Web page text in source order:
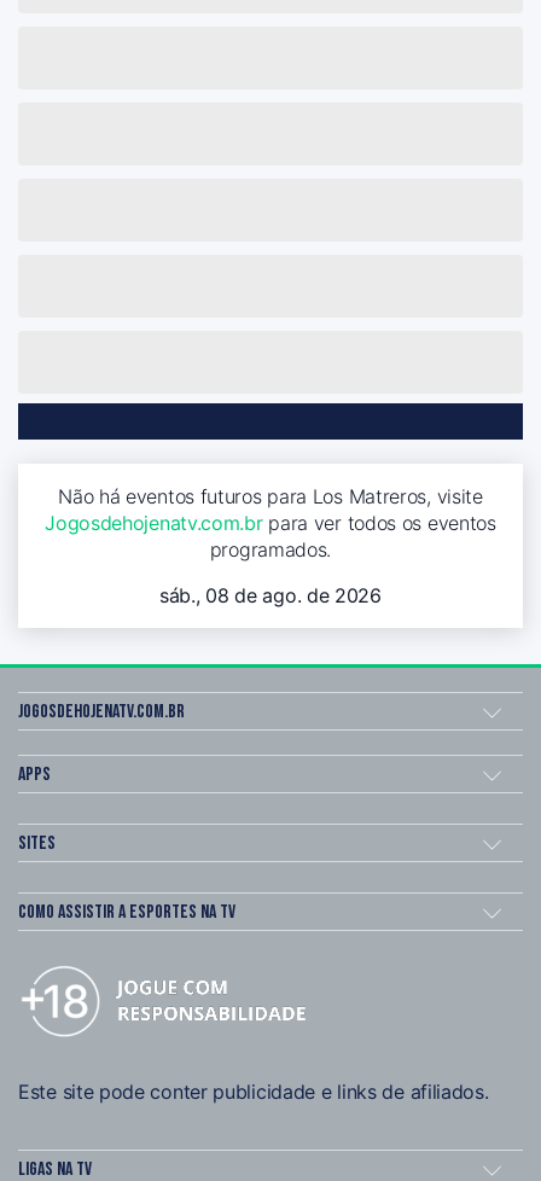
Não há eventos futuros para Los Matreros, visite
Jogosdehojenatv.com.brpara ver todos os eventos
programados.
sáb., 08 de ago. de 2026
Jogosdehojenatv.com.br
Apps
Sites
Como assistir a esportes na TV
Este site pode conter publicidade e links de afiliados.
Ligas na TV